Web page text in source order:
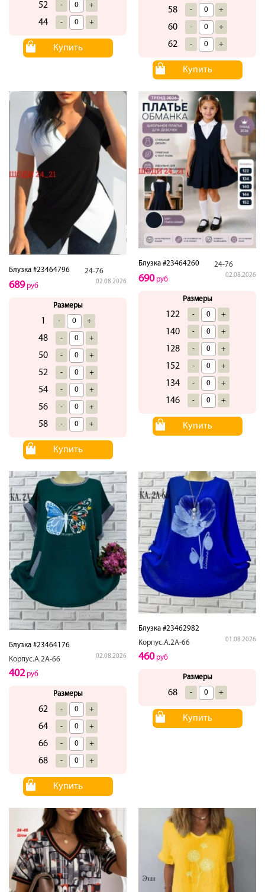
52 - +
44 - +
Купить
58 - +
60 - +
62 - +
Купить
Блузка #23464796 24-76
02.08.2026
689руб
Размеры
1 - +
48 - +
50 - +
52 - +
54 - +
56 - +
58 - +
Купить
Блузка #23464260 24-76
02.08.2026
690руб
Размеры
122 - +
140 - +
128 - +
152 - +
134 - +
146 - +
Купить
Блузка #23464176
Корпус.А.2А-66
02.08.2026
402руб
Размеры
62 - +
64 - +
66 - +
68 - +
Купить
Блузка #23462982
Корпус.А.2А-66
01.08.2026
460руб
Размеры
68 - +
Купить